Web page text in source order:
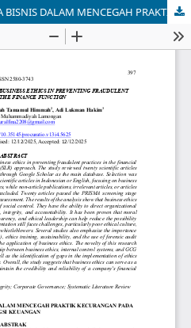
ANALISIS KONTRIBUSI ETIKA BISNIS DALAM MENCEGAH PRAKTIK KECURANGAN PADA FUNGSI KEUANGAN